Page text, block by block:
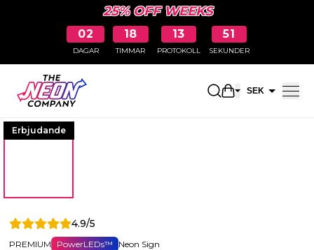
25% OFF WEEKS
02
DAGAR
18
TIMMAR
13
PROTOKOLL
50
SEKUNDER
Öppna
SEK
Erbjudande
4.9/5
PREMIUM PowerLEDs™ Neon Sign